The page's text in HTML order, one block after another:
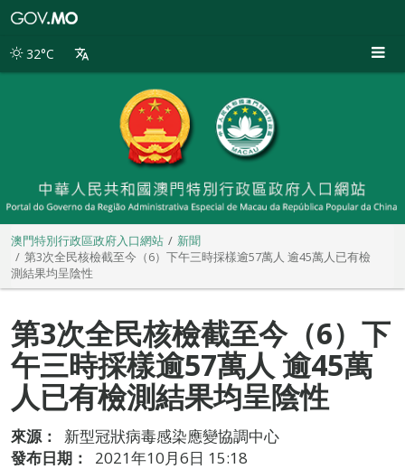
別
32°C
澳門特別行政區政府入口網站
新聞
第3次全民核檢截至今（6）下午三時採樣逾57萬人 逾45萬人已有檢
測結果均呈陰性
第3次全民核檢截至今（6）下
午三時採樣逾57萬人 逾45萬
人已有檢測結果均呈陰性
來源：
新型冠狀病毒感染應變協調中心
發布日期：
2021年10月6日 15:18